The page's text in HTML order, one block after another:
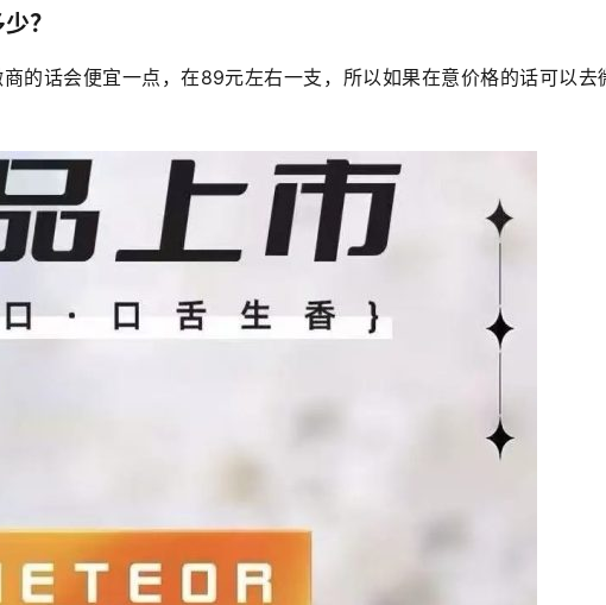
？
的话会便宜一点，在89元左右一支，所以如果在意价格的话可以去